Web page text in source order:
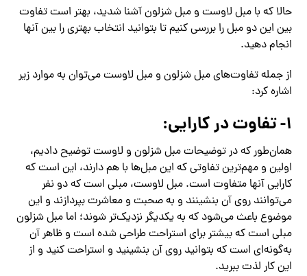
حالا که با مبل لاوست و مبل شزلون آشنا شدید، بهتر است تفاوت
بین این دو مبل را بررسی کنیم تا بتوانید انتخاب بهتری را بین آنها
انجام دهید.
از جمله تفاوت‌های مبل شزلون و مبل لاوست می‌توان به موارد زیر
اشاره کرد:
۱- تفاوت در کارایی:
همان‌طور که در توضیحات مبل شزلون و لاوست توضیح دادیم،
اولین و مهم‌ترین تفاوتی که این مبل‌ها با هم دارند، این است که
کارایی آنها متفاوت است. مبل لاوست، مبلی است که دو نفر
می‌توانند روی آن بنشینند و به صحبت و معاشرت بپردازند و این
موضوع باعث می‌شود که به یکدیگر نزدیک‌تر شوند؛ اما مبل شزلون
مبلی است که بیشتر برای استراحت طراحی شده است و ظاهر آن
به‌گونه‌ای است که بتوانید روی آن بنشینید و استراحت کنید و از
این کار لذت ببرید.